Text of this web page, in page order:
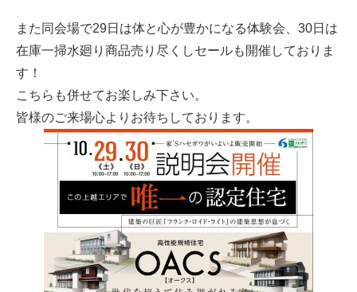
また同会場で29日は体と心が豊かになる体験会、30日は
在庫一掃水廻り商品売り尽くしセールも開催しておりま
す！
こちらも併せてお楽しみ下さい。
皆様のご来場心よりお待ちしております。